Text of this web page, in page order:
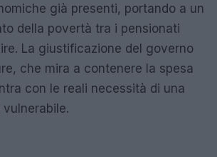
già presenti, portando a un
della povertà tra i pensionati
La giustificazione del governo
che mira a contenere la spesa
con le reali necessità di una